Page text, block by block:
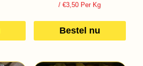
/ €3,50 Per Kg
Bestel nu